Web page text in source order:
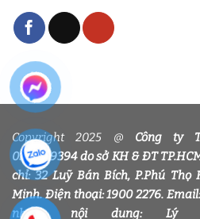
Copyright 2025 @ Công ty
0318339394 do sở KH & ĐT
chỉ: 32 Luỹ Bán Bích, P.Phú Thọ
Minh. Điện thoại: 1900 2276.
nhiệm nội dung: Lý